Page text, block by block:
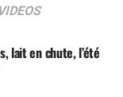
VIDEOS
lait en chute, l’été